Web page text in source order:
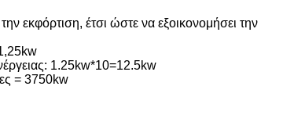
εκφόρτιση, έτσι ώστε να εξοικονομήσει την
1.25kw*10=12.5kw
= 3750kw